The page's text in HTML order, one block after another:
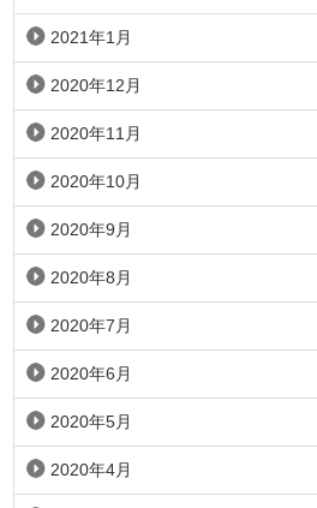
2021年1月
2020年12月
2020年11月
2020年10月
2020年9月
2020年8月
2020年7月
2020年6月
2020年5月
2020年4月